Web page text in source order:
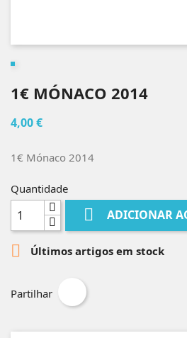
1€ MÓNACO 2014
4,00 €
1€ Mónaco 2014
Quantidade
 ADICIONAR
 Últimos artigos em stock
Partilhar